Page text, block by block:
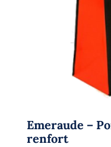
Emeraude –
renfort